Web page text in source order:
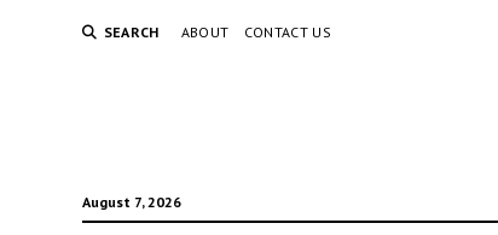
SEARCH ABOUT CONTACT US
August 7, 2026